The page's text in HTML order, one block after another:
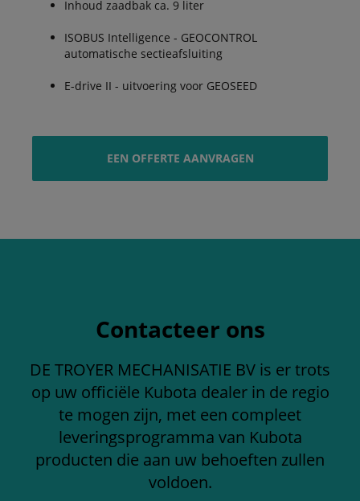
Inhoud zaadbak ca. 9 liter
ISOBUS Intelligence - GEOCONTROL
automatische sectieafsluiting
E-drive II - uitvoering voor GEOSEED
EEN OFFERTE AANVRAGEN
Contacteer ons
DE TROYER MECHANISATIE BV is er trots
op uw officiële Kubota dealer in de regio
te mogen zijn, met een compleet
leveringsprogramma van Kubota
producten die aan uw behoeften zullen
voldoen.